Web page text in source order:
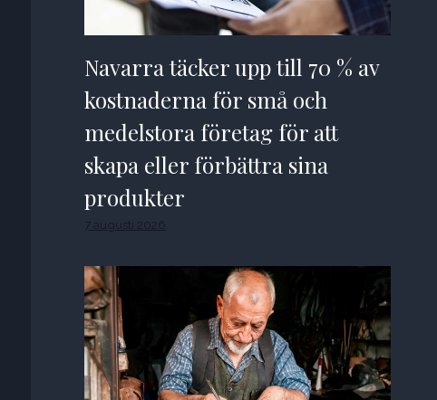
Navarra täcker upp till 70 % av
kostnaderna för små och
medelstora företag för att
skapa eller förbättra sina
produkter
7 augusti 2026